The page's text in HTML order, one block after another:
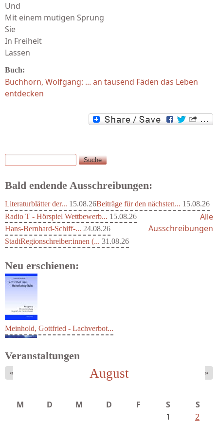
Und
Mit einem mutigen Sprung
Sie
In Freiheit
Lassen
Buch:
Buchhorn, Wolfgang: ... an tausend Fäden das Leben
entdecken
Suchformular
Suche
Bald endende Ausschreibungen:
Literaturblätter der... 15.08.26Beiträge für den nächsten... 15.08.26
Radio T - Hörspiel Wettbewerb... 15.08.26
Hans-Bernhard-Schiff-... 24.08.26
StadtRegionschreiber:innen (... 31.08.26
Alle
Ausschreibungen
Neu erschienen:
Meinhold, Gottfried - Lachverbot...
Veranstaltungen
August
« »
M D M D F S
S
1
2